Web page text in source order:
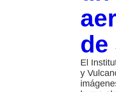
de
El
y